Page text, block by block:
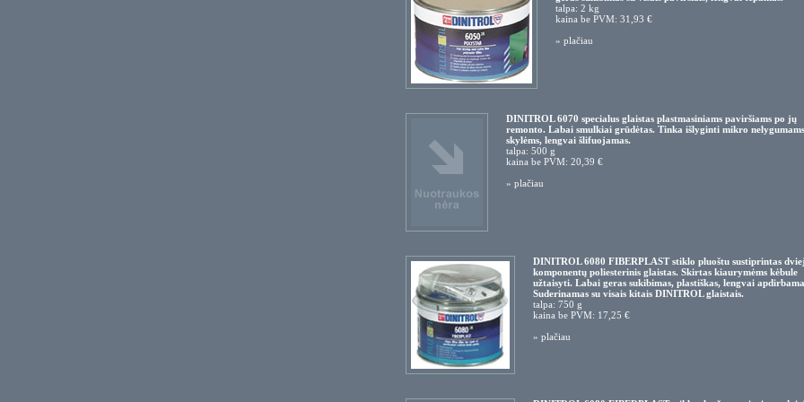
talpa: 2 kg
kaina be PVM: 31,93 €
» plačiau
DINITROL 6070 specialus glaistas plastmasiniams paviršiams po jų
remonto. Labai smulkiai grūdėtas. Tinka išlyginti mikro
skylėms, lengvai šlifuojamas.
talpa: 500 g
kaina be PVM: 20,39 €
» plačiau
DINITROL 6080 FIBERPLAST stiklo pluoštu sustiprintas
komponentų poliesterinis glaistas. Skirtas kiaurymėms kėbule
užtaisyti. Labai geras sukibimas, plastiškas, lengvai
Suderinamas su visais kitais DINITROL glaistais.
talpa: 750 g
kaina be PVM: 17,25 €
» plačiau